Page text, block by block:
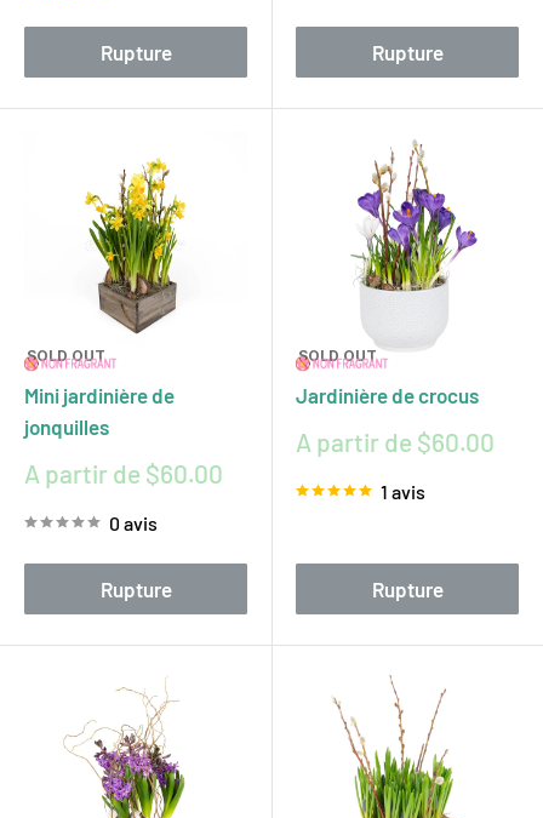
Rupture Rupture
SOLD OUT
Mini jardinière de
jonquilles
Prix
réduit
A partir de $60.00
0 avis
Rupture
SOLD OUT
Jardinière de crocus
Prix
réduit
A partir de $60.00
1 avis
Rupture